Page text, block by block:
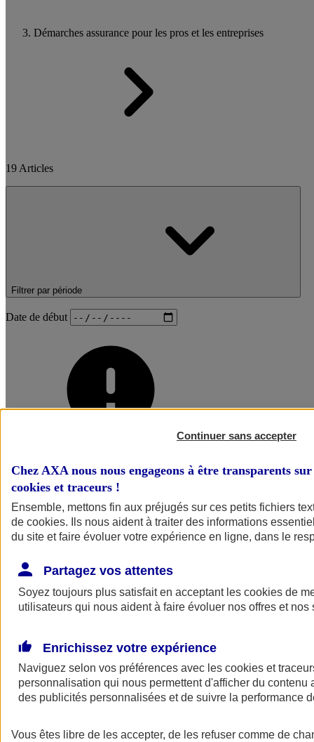
Démarches assurance pour les pros et les entreprises
19Articles
Filtrer par période
Date de début
Veuillez renseigner
Date de fin
Veuillez renseigner
une date valide.
Appliquer le filtre
Continuer sans accepter
Chez AXA nous nous engageons à être transparents
cookies et traceurs !
Ensemble, mettons fin aux préjugés sur ces petits fichiers
de cookies. Ils nous aident à traiter des informations
du site et faire évoluer votre expérience en ligne, dans le
Partagez vos attentes
Soyez toujours plus satisfait en acceptant les cookies de
utilisateurs qui nous aident à faire évoluer nos offres et nos
Enrichissez votre expérience
Naviguez selon vos préférences avec les cookies et
personnalisation qui nous permettent d'afficher du contenu
des publicités personnalisées et de suivre la performance
Vous êtes libre de les accepter, de les refuser comme de